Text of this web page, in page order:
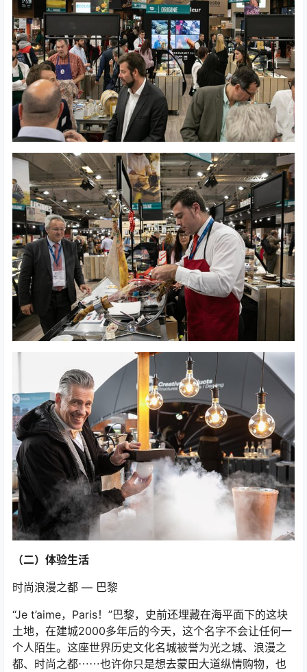
（二）体验生活
时尚浪漫之都 — 巴黎
“Je t’aime，Paris！”巴黎，史前还埋藏在海平面下的这块
土地，在建城2000多年后的今天，这个名字不会让任何一
个人陌生。这座世界历史文化名城被誉为光之城、浪漫之
都、时尚之都⋯⋯也许你只是想去蒙田大道纵情购物，也